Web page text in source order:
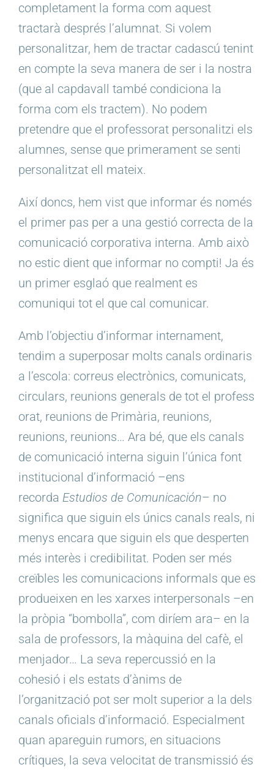
completament la forma com aquest
tractarà després l’alumnat. Si volem
personalitzar, hem de tractar cadascú tenint
en compte la seva manera de ser i la nostra
(que al capdavall també condiciona la
forma com els tractem). No podem
pretendre que el professorat personalitzi els
alumnes, sense que primerament se senti
personalitzat ell mateix.
Així doncs, hem vist que informar és només
el primer pas per a una gestió correcta de la
comunicació corporativa interna. Amb això
no estic dient que informar no compti! Ja és
un primer esglaó que realment es
comuniqui tot el que cal comunicar.
Amb l’objectiu d’informar internament,
tendim a superposar molts canals ordinaris
a l’escola: correus electrònics, comunicats,
circulars, reunions generals de tot el profess
orat, reunions de Primària, reunions,
reunions, reunions… Ara bé, que els canals
de comunicació interna siguin l’única font
institucional d’informació –ens
recorda Estudios de Comunicación– no
significa que siguin els únics canals reals, ni
menys encara que siguin els que desperten
més interès i credibilitat. Poden ser més
creïbles les comunicacions informals que es
produeixen en les xarxes interpersonals –en
la pròpia “bombolla”, com diríem ara– en la
sala de professors, la màquina del cafè, el
menjador… La seva repercussió en la
cohesió i els estats d’ànims de
l’organització pot ser molt superior a la dels
canals oficials d’informació. Especialment
quan apareguin rumors, en situacions
crítiques, la seva velocitat de transmissió és